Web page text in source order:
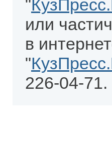
"
или
в
"
226-04-71.